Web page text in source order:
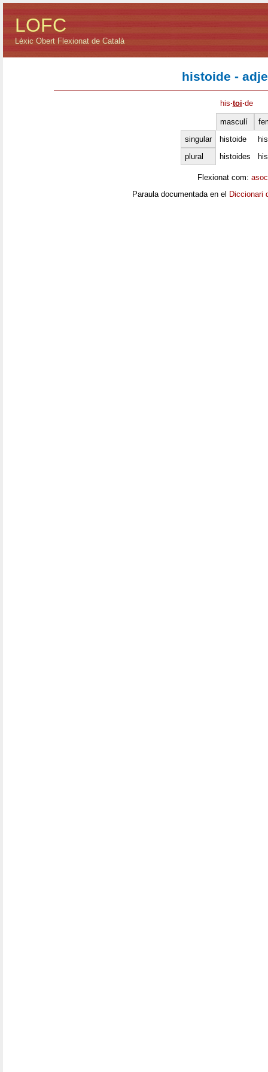
LOFC
Lèxic Obert Flexionat de Català
histoide -
his·toi·de
masculí
singular
histoide
plural
histoides
Flexionat com:
Paraula documentada en el Diccionari